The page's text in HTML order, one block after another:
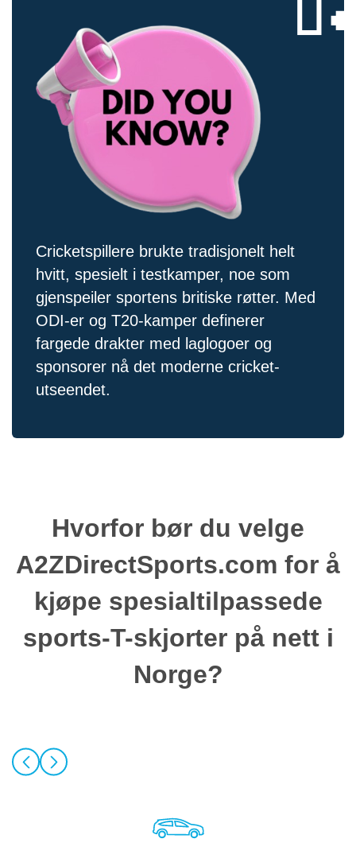
Cricketspillere brukte tradisjonelt helt
hvitt, spesielt i testkamper, noe som
gjenspeiler sportens britiske røtter. Med
ODI-er og T20-kamper definerer
fargede drakter med laglogoer og
sponsorer nå det moderne cricket-
utseendet.
Hvorfor bør du velge
A2ZDirectSports.com for å
kjøpe spesialtilpassede
sports-T-skjorter på nett i
Norge?